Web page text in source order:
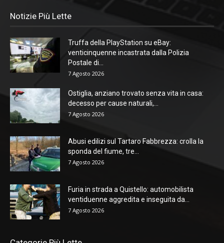
Notizie Più Lette
Truffa della PlayStation su eBay:
venticinquenne incastrata dalla Polizia
Postale di...
7 Agosto 2026
Ostiglia, anziano trovato senza vita in casa:
decesso per cause naturali,...
7 Agosto 2026
Abusi edilizi sul Tartaro Fabbrezza: crolla la
sponda del fiume, tre...
7 Agosto 2026
Furia in strada a Quistello: automobilista
ventiduenne aggredita e inseguita da...
7 Agosto 2026